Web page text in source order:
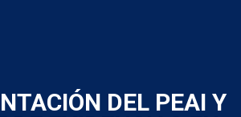
DEL PEAI Y